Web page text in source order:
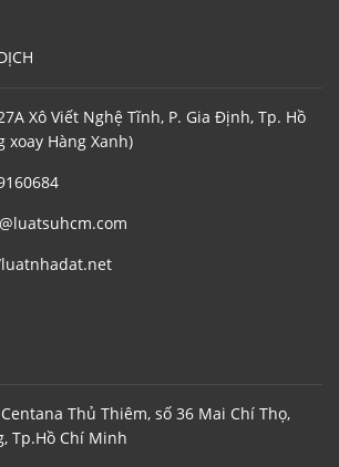
Xô Viết Nghệ Tĩnh, P. Gia Định, Tp. Hồ
xoay Hàng Xanh)
Thủ Thiêm, số 36 Mai Chí Thọ,
Tp.Hồ Chí Minh